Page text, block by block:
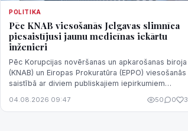
POLITIKA
Pēc KNAB viesošanās Jelgavas slimnīca
piesaistījusi jaunu medicīnas iekārtu
inženieri
Pēc Korupcijas novēršanas un apkarošanas biroja
(KNAB) un Eiropas Prokuratūra (EPPO) viesošanās
saistībā ar diviem publiskajiem iepirkumiem
iekārtu inže...
04.08.2026 09:47 50 0 3